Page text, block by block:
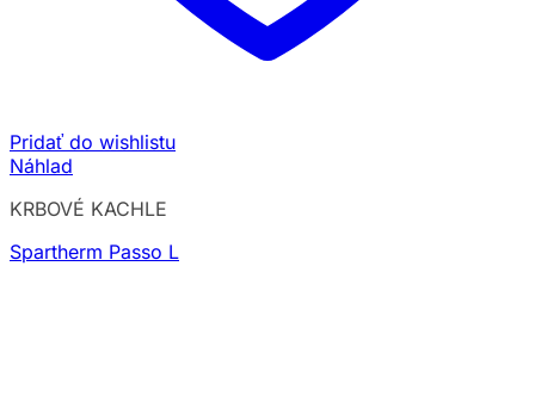
Pridať do wishlistu
Náhlad
KRBOVÉ KACHLE
Spartherm Passo L